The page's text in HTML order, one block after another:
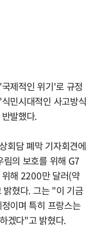
제적인 위기'로 규정
민시대적인 사고방식
발했다.
회담 폐막 기자회견에
의 보호를 위해 G7
해 2200만 달러(약
혔다. 그는 "이 기금
이며 특히 프랑스는
겠다"고 밝혔다.